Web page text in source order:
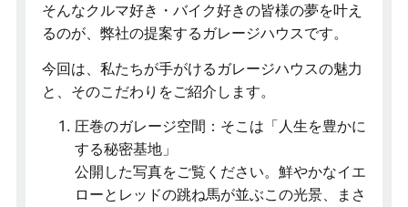
そんなクルマ好き・バイク好きの皆様の夢を叶え
るのが、弊社の提案するガレージハウスです。
今回は、私たちが手がけるガレージハウスの魅力
と、そのこだわりをご紹介します。
圧巻のガレージ空間：そこは「人生を豊かに
する秘密基地」
公開した写真をご覧ください。鮮やかなイエ
ローとレッドの跳ね馬が並ぶこの光景、まさ